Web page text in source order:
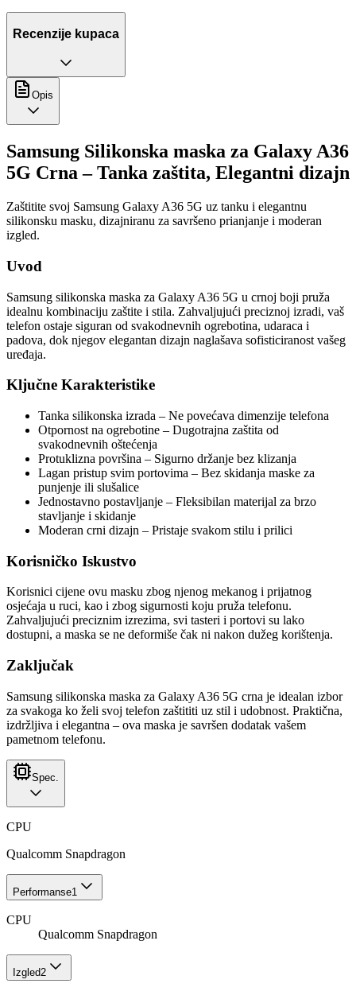
Recenzije kupaca
Opis
Samsung Silikonska maska za Galaxy A36
5G Crna – Tanka zaštita, Elegantni dizajn
Zaštitite svoj Samsung Galaxy A36 5G uz tanku i elegantnu
silikonsku masku, dizajniranu za savršeno prianjanje i moderan
izgled.
Uvod
Samsung silikonska maska za Galaxy A36 5G u crnoj boji pruža
idealnu kombinaciju zaštite i stila. Zahvaljujući preciznoj izradi, vaš
telefon ostaje siguran od svakodnevnih ogrebotina, udaraca i
padova, dok njegov elegantan dizajn naglašava sofisticiranost vašeg
uređaja.
Ključne Karakteristike
Tanka silikonska izrada – Ne povećava dimenzije telefona
Otpornost na ogrebotine – Dugotrajna zaštita od
svakodnevnih oštećenja
Protuklizna površina – Sigurno držanje bez klizanja
Lagan pristup svim portovima – Bez skidanja maske za
punjenje ili slušalice
Jednostavno postavljanje – Fleksibilan materijal za brzo
stavljanje i skidanje
Moderan crni dizajn – Pristaje svakom stilu i prilici
Korisničko Iskustvo
Korisnici cijene ovu masku zbog njenog mekanog i prijatnog
osjećaja u ruci, kao i zbog sigurnosti koju pruža telefonu.
Zahvaljujući preciznim izrezima, svi tasteri i portovi su lako
dostupni, a maska se ne deformiše čak ni nakon dužeg korištenja.
Zaključak
Samsung silikonska maska za Galaxy A36 5G crna je idealan izbor
za svakoga ko želi svoj telefon zaštititi uz stil i udobnost. Praktična,
izdržljiva i elegantna – ova maska je savršen dodatak vašem
pametnom telefonu.
Spec.
CPU
Qualcomm Snapdragon
Performanse1
CPU
Qualcomm Snapdragon
Izgled2